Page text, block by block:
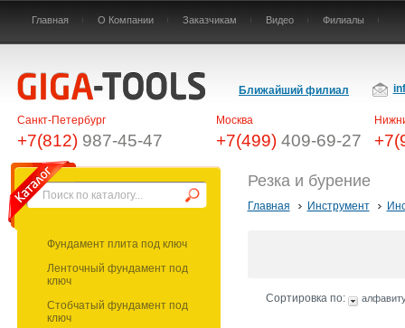
Главная О Компании Заказчикам Видео Филиалы
Санкт-Петербург
+7(812)987-45-47
Ближайший филиал
Москва
+7(499)409-69-27
Фундамент плита под ключ
Ленточный фундамент под
ключ
Стобчатый фундамент под
ключ
Резка и бурение
Главная Инструмент
Сортировка по: